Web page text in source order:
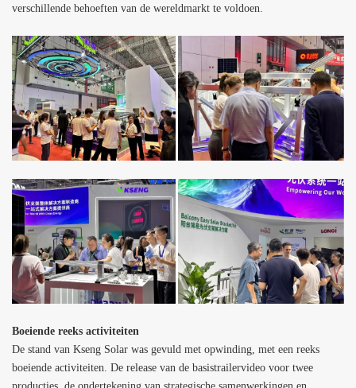
verschillende behoeften van de wereldmarkt te voldoen.
Boeiende reeks activiteiten
De stand van Kseng Solar was gevuld met opwinding, met een reeks
boeiende activiteiten. De release van de basistrailervideo voor twee
producties, de ondertekening van strategische samenwerkingen en